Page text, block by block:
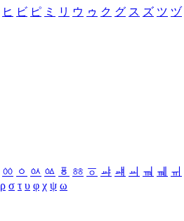
ヒ ビ ピ ミ リ ウ ゥ ク グ ス ズ ツ ヅ
ㆀ ㆁ ㆂ ㆃ ㆄ ㆅ ㆆ ㆇ ㆈ ㆉ ㆊ ㆋ ㆌ
ρ σ τ υ φ χ ψ ω